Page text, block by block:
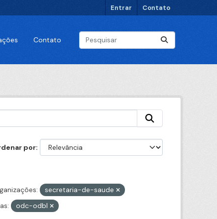
Entrar Contato
Contato
por
secretaria-de-saude
odc-odbl